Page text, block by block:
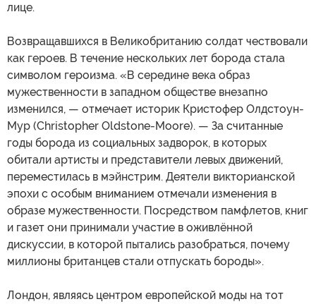
лице.
Возвращавшихся в Великобританию солдат чествовали
как героев. В течение нескольких лет борода стала
символом героизма. «В середине века образ
мужественности в западном обществе внезапно
изменился, — отмечает историк Кристофер Олдстоун-
Мур (Christopher Oldstone-Moore). — За считанные
годы борода из социальных задворок, в которых
обитали артисты и представители левых движений,
переместилась в мэйнстрим. Деятели викторианской
эпохи с особым вниманием отмечали изменения в
образе мужественности. Посредством памфлетов, книг
и газет они принимали участие в оживлённой
дискуссии, в которой пытались разобраться, почему
миллионы британцев стали отпускать бороды».
Лондон, являясь центром европейской моды на тот